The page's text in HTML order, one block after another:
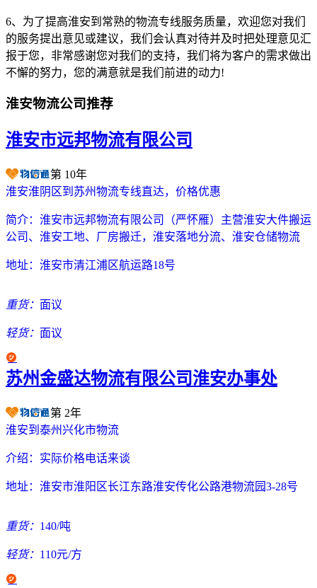
6、为了提高淮安到常熟的物流专线服务质量，欢迎您对我们
的服务提出意见或建议，我们会认真对待并及时把处理意见汇
报于您，非常感谢您对我们的支持，我们将为客户的需求做出
不懈的努力，您的满意就是我们前进的动力!
淮安物流公司推荐
淮安市远邦物流有限公司
第 10年
淮安淮阴区到苏州物流专线直达，价格优惠
简介： 淮安市远邦物流有限公司（严怀雁）主营淮安大件搬运
公司、淮安工地、厂房搬迁，淮安落地分流、淮安仓储物流
地址： 淮安市清江浦区航运路18号
重货： 面议
轻货： 面议
苏州金盛达物流有限公司淮安办事处
第 2年
淮安到泰州兴化市物流
介绍： 实际价格电话来谈
地址： 淮安市淮阳区长江东路淮安传化公路港物流园3-28号
重货： 140/吨
轻货： 110元/方